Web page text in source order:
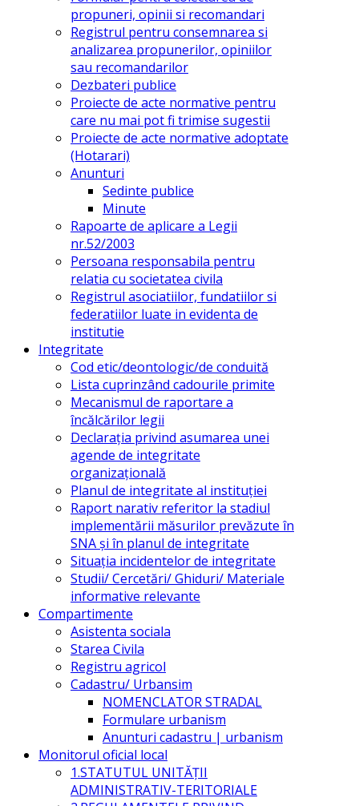
propuneri, opinii si recomandari
Registrul pentru consemnarea si
analizarea propunerilor, opiniilor
sau recomandarilor
Dezbateri publice
Proiecte de acte normative pentru
care nu mai pot fi trimise sugestii
Proiecte de acte normative adoptate
(Hotarari)
Anunturi
Sedinte publice
Minute
Rapoarte de aplicare a Legii
nr.52/2003
Persoana responsabila pentru
relatia cu societatea civila
Registrul asociatiilor, fundatiilor si
federatiilor luate in evidenta de
institutie
Integritate
Cod etic/deontologic/de conduită
Lista cuprinzând cadourile primite
Mecanismul de raportare a
încălcărilor legii
Declarația privind asumarea unei
agende de integritate
organizațională
Planul de integritate al instituției
Raport narativ referitor la stadiul
implementării măsurilor prevăzute în
SNA și în planul de integritate
Situația incidentelor de integritate
Studii/ Cercetări/ Ghiduri/ Materiale
informative relevante
Compartimente
Asistenta sociala
Starea Civila
Registru agricol
Cadastru/ Urbansim
NOMENCLATOR STRADAL
Formulare urbanism
Anunturi cadastru | urbanism
Monitorul oficial local
1.STATUTUL UNITĂŢII
ADMINISTRATIV-TERITORIALE